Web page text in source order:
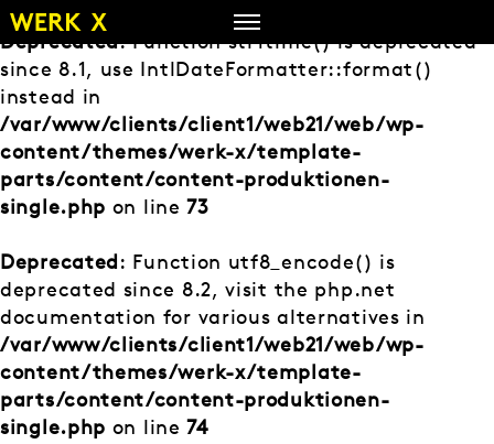
Zum
Inhalt
springen
Deprecated: Function strftime() is deprecated
since 8.1, use IntlDateFormatter::format()
instead in
/var/www/clients/client1/web21/web/wp-
content/themes/werk-x/template-
parts/content/content-produktionen-
single.php on line73
Deprecated: Function utf8_encode() is
deprecated since 8.2, visit the php.net
documentation for various alternatives in
/var/www/clients/client1/web21/web/wp-
content/themes/werk-x/template-
parts/content/content-produktionen-
single.php on line74